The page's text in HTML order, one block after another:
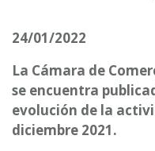
24/01/2022
La Cámara de
se encuentra
evolución de la
diciembre 2021.